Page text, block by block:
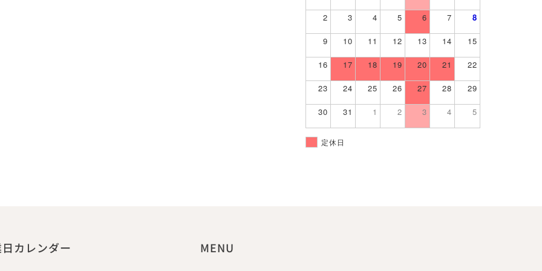
2 3 4 5 6 7 8
9 10 11 12 13 14 15
16 17 18 19 20 21 22
23 24 25 26 27 28 29
30 31 1 2 3 4 5
定休日
カレンダー MENU